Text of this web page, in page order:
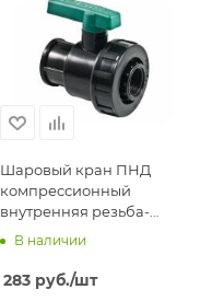
Шаровый кран ПНД
компрессионный
внутренняя резьба-
внутренняя резьба
(Турция)
В наличии
283 руб./шт